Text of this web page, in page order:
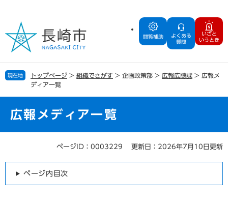
の
で
す
ー
ば
し
閲覧補助
よくある
質問
いざと
いうとき
現在地 トップページ > 組織でさがす > 企画政策部 > 広報広聴課 > 広報メ
ディア一覧
広報メディア一覧
ページID：0003229 更新日：2026年7月10日更新
ページ内目次